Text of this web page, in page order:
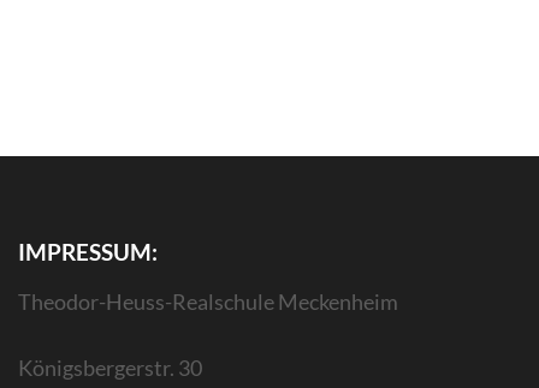
IMPRESSUM:
Theodor-Heuss-Realschule Meckenheim
Königsbergerstr. 30